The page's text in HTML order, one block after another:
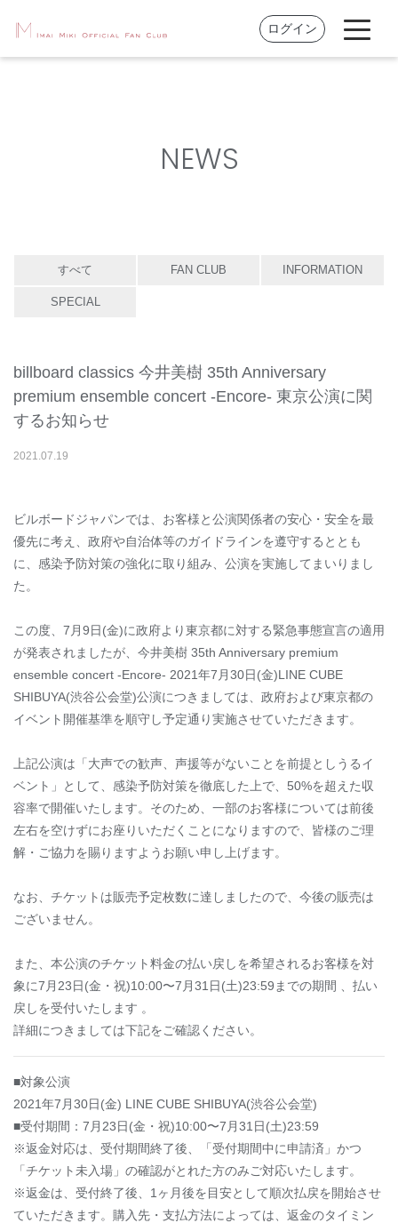
ログイン
NEWS
すべて FAN CLUB INFORMATION
SPECIAL
billboard classics 今井美樹 35th Anniversary
premium ensemble concert -Encore- 東京公演に関
するお知らせ
2021.07.19
ビルボードジャパンでは、お客様と公演関係者の安⼼・安全を最
優先に考え、政府や⾃治体等のガイドラインを遵守するととも
に、感染予防対策の強化に取り組み、公演を実施してまいりまし
た。
この度、7⽉9日(⾦)に政府より東京都に対する緊急事態宣⾔の適⽤
が発表されましたが、今井美樹 35th Anniversary premium
ensemble concert -Encore- 2021年7⽉30⽇(⾦)LINE CUBE
SHIBUYA(渋⾕公会堂)公演につきましては、政府および東京都の
イベント開催基準を順守し予定通り実施させていただきます。
上記公演は「⼤声での歓声、声援等がないことを前提としうるイ
ベント」として、感染予防対策を徹底した上で、50%を超えた収
容率で開催いたします。そのため、⼀部のお客様については前後
左右を空けずにお座りいただくことになりますので、皆様のご理
解・ご協⼒を賜りますようお願い申し上げます。
なお、チケットは販売予定枚数に達しましたので、今後の販売は
ございません。
また、本公演のチケット料⾦の払い戻しを希望されるお客様を対
象に7⽉23⽇(⾦・祝)10:00〜7⽉31⽇(⼟)23:59までの期間 、払い
戻しを受付いたします 。
詳細につきましては下記をご確認ください。
■対象公演
2021年7⽉30⽇(⾦) LINE CUBE SHIBUYA(渋⾕公会堂)
■受付期間：7⽉23⽇(⾦・祝)10:00〜7⽉31⽇(⼟)23:59
※返⾦対応は、受付期間終了後、「受付期間中に申請済」かつ
「チケット未⼊場」の確認がとれた⽅のみご対応いたします。
※返⾦は、受付終了後、1ヶ⽉後を⽬安として順次払戻を開始させ
ていただきます。購⼊先・⽀払⽅法によっては、返⾦のタイミン